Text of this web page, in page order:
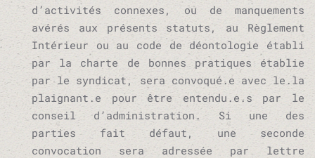
d’activités connexes, ou de manquements
avérés aux présents statuts, au Règlement
Intérieur ou au code de déontologie établi
par la charte de bonnes pratiques établie
par le syndicat, sera convoqué.e avec le.la
plaignant.e pour être entendu.e.s par le
conseil d’administration. Si une des
parties fait défaut, une seconde
convocation sera adressée par lettre